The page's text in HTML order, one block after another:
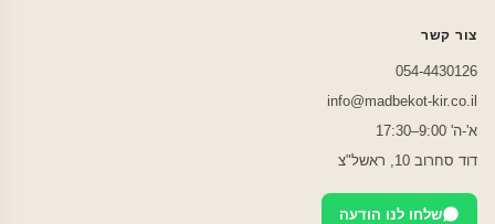
צור קשר
054-4430126
info@madbekot-kir.co.il
א'-ה' 9:00–17:30
דוד סחרוב 10, ראשל"צ
שלחו לנו הודעה